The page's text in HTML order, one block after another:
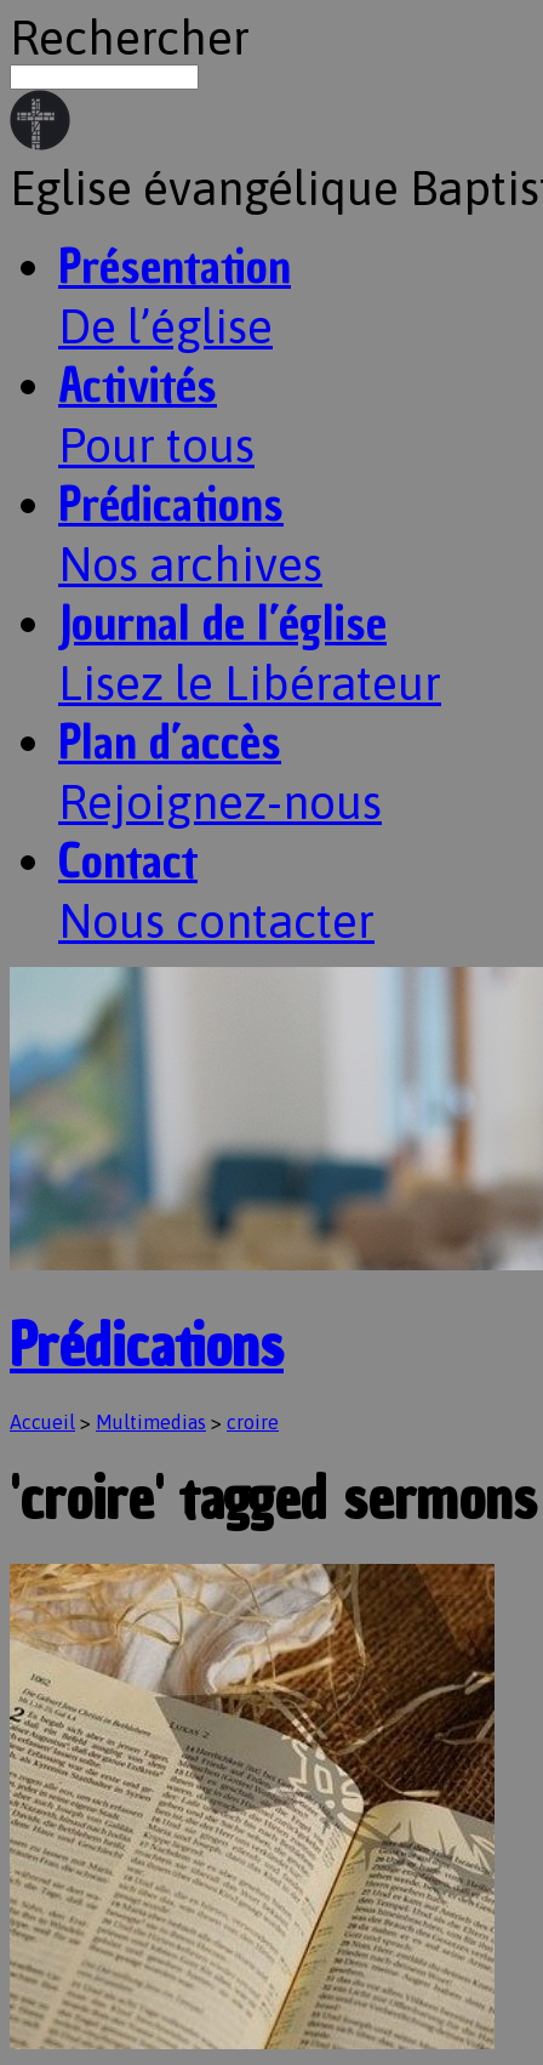
Rechercher
Eglise évangélique
Présentation
De l’église
Activités
Pour tous
Prédications
Nos archives
Journal de l’église
Lisez le Libérateur
Plan d’accès
Rejoignez-nous
Contact
Nous contacter
Prédications
Accueil > Multimedias > croire
'croire' tagged sermons